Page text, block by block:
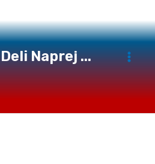
Deli Naprej ...